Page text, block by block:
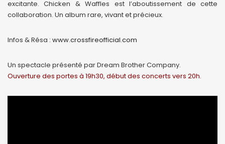
excitante. Chicken & Waffles est l’aboutissement de cette
collaboration. Un album rare, vivant et précieux.
Infos & Résa : www.crossfireofficial.com
Un spectacle présenté par Dream Brother Company.
Ouverture des portes à 19h30, début des concerts vers 20h.